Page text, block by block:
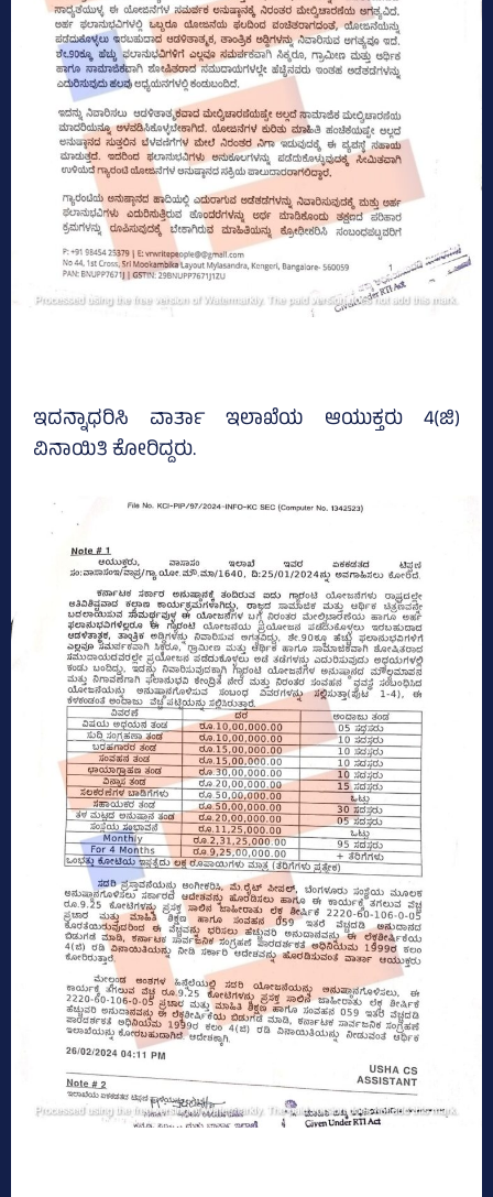
ಇದನ್ನಾಧರಿಸಿ ವಾರ್ತಾ ಇಲಾಖೆಯ ಆಯುಕ್ತರು 4(ಜಿ)
ವಿನಾಯಿತಿ ಕೋರಿದ್ದರು.